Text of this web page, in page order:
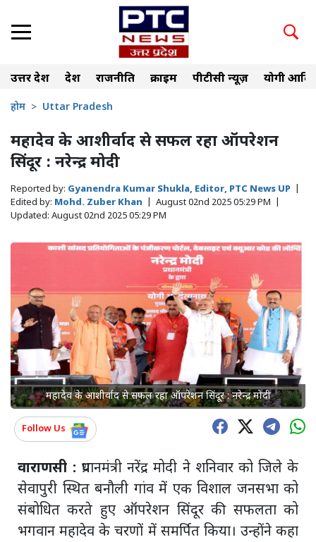
उत्तर प्रदेश देश राजनीति क्राइम पीटीसी न्यूज़ योगी
होम Uttar Pradesh
महादेव के आशीर्वाद से सफल रहा ऑपरेशन
सिंदूर : नरेन्द्र मोदी
Reported by: Gyanendra Kumar Shukla, Editor, PTC News UP
Edited by: Mohd. Zuber Khan August 02nd 2025 05:29 PM
Updated: August 02nd 2025 05:29 PM
महादेव के आशीर्वाद से सफल रहा ऑपरेशन सिंदूर : नरेन्द्र मोदी
Follow Us
वाराणसी : प्रधानमंत्री नरेंद्र मोदी ने शनिवार को जिले के
सेवापुरी स्थित बनौली गांव में एक विशाल जनसभा को
संबोधित करते हुए ऑपरेशन सिंदूर की सफलता को
भगवान महादेव के चरणों में समर्पित किया। उन्होंने कहा